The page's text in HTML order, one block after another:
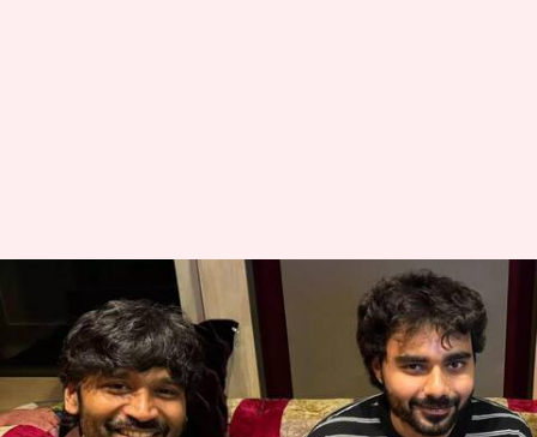
நடிகர் தனுஷின் மேலாளர்
மீது நடிகை மானியா
ஆனந்த் 'பாலியல் லஞ்சம்'
புகார்!